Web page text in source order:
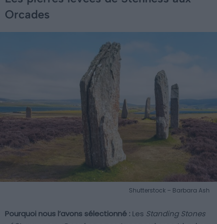
Orcades
Shutterstock – Barbara Ash
Pourquoi nous l’avons sélectionné : Les Standing Stones